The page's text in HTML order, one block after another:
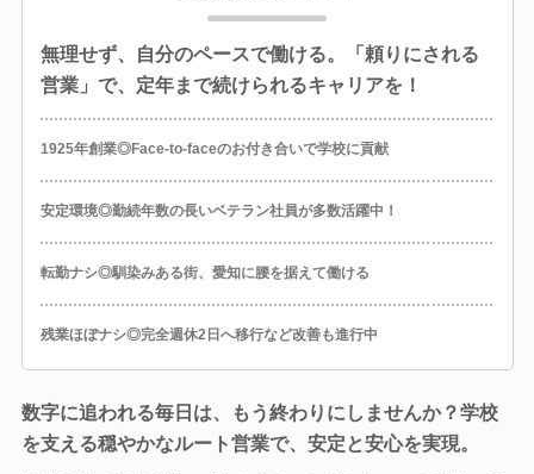
無理せず、自分のペースで働ける。「頼りにされる
営業」で、定年まで続けられるキャリアを！
1925年創業◎Face-to-faceのお付き合いで学校に貢献
安定環境◎勤続年数の長いベテラン社員が多数活躍中！
転勤ナシ◎馴染みある街、愛知に腰を据えて働ける
残業ほぼナシ◎完全週休2日へ移行など改善も進行中
数字に追われる毎日は、もう終わりにしませんか？学校
を支える穏やかなルート営業で、安定と安心を実現。